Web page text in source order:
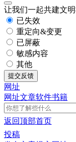
让我们一起共建文
已失效
重定向&变更
已屏蔽
敏感内容
其他
提交反馈
网址
网址文章软件书籍
返回顶部首页
投稿